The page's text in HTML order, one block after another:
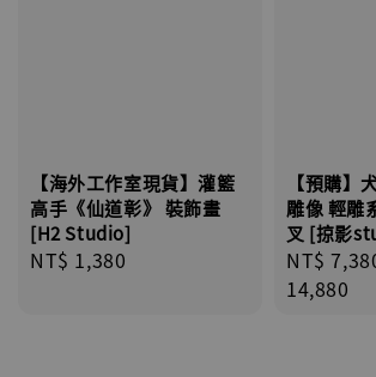
【海外工作室現貨】灌籃
高手《仙道彰》 裝飾畫
[H2 Studio]
Regular
NT$ 1,380
【預購】
雕像 輕雕
叉 [掠影
Regular
price
NT$
14,880